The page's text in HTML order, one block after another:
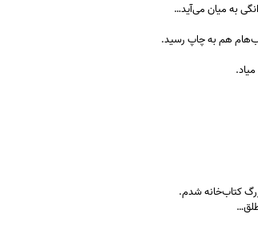
به میان می‌آید…
هم به چاپ رسید.
کتاب‌خانه شدم.